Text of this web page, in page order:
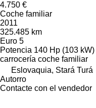
4.750 €
Coche familiar
2011
325.485 km
Euro 5
Potencia 140 Hp (103 kW)
carrocería coche familiar
Eslovaquia, Stará Turá
Autorro
Contacte con el vendedor